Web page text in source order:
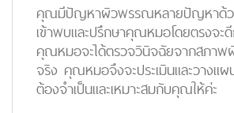
คุณมีปัญหาผิวพรรณหลายปัญหาด้ว
เข้าพบและปรึกษาคุณหมอโดยตรงจะ
คุณหมอจะได้ตรวจวินิจฉัยจากสภา
จริง คุณหมอจึงจะประเมินและวางแ
ต้องจำเป็นและเหมาะสมกับคุณให้ค่ะ